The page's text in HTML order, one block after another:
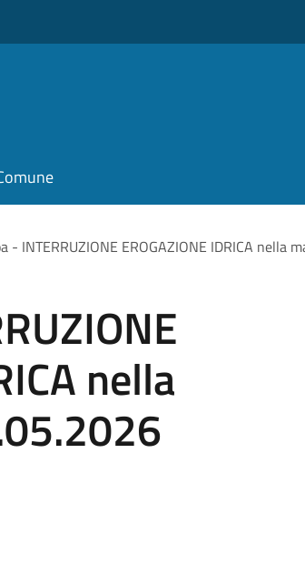
- INTERRUZIONE EROGAZIONE IDRICA nella
nella